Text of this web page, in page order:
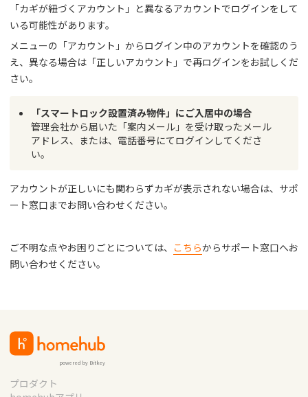
「カギが紐づくアカウント」と異なるアカウントでログインをして
いる可能性があります。
メニューの「アカウント」からログイン中のアカウントを確認のう
え、異なる場合は「正しいアカウント」で再ログインをお試しくだ
さい。
「スマートロック設置済み物件」にご入居中の場合
管理会社から届いた「案内メール」を受け取ったメール
アドレス、または、電話番号にてログインしてくださ
い。
アカウントが正しいにも関わらずカギが表示されない場合は、サポ
ート窓口までお問い合わせください。
ご不明な点やお困りごとについては、 こちらからサポート窓口へお
問い合わせください。
powered by Bitkey
プロダクト